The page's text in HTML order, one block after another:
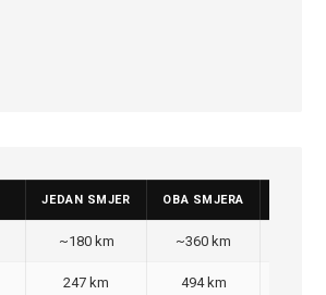
JEDAN SMJER OBA SMJERA
~180 km ~360 km
247 km 494 km